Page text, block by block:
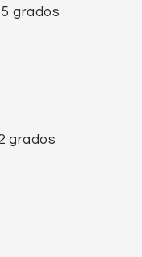
grados
grados